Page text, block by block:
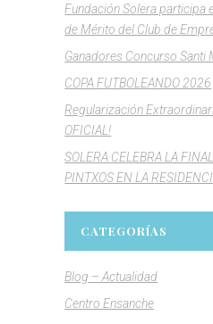
Fundación Solera participa
de Mérito del Club de
Ganadores Concurso Santi
COPA FUTBOLEANDO 2026
Regularización
OFICIAL!
SOLERA CELEBRA LA
PINTXOS EN LA
CATEGORÍAS
Blog – Actualidad
Centro Ensanche